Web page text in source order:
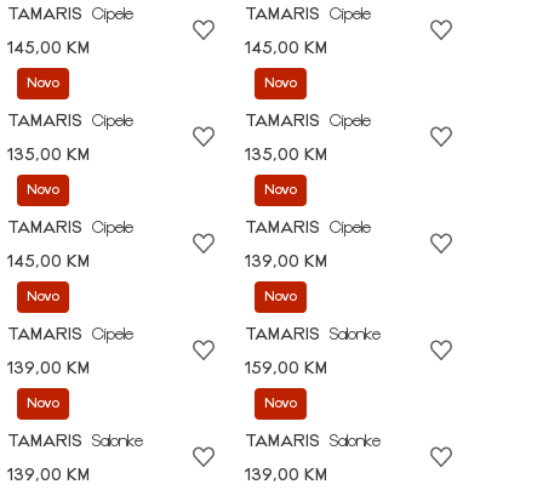
TAMARIS
Cipele
145,00 KM
TAMARIS
Cipele
145,00 KM
Novo
TAMARIS
Cipele
135,00 KM
Novo
TAMARIS
Cipele
135,00 KM
Novo
TAMARIS
Cipele
145,00 KM
Novo
TAMARIS
Cipele
139,00 KM
Novo
TAMARIS
Cipele
139,00 KM
Novo
TAMARIS
Salonke
159,00 KM
Novo
TAMARIS
Salonke
139,00 KM
Novo
TAMARIS
Salonke
139,00 KM